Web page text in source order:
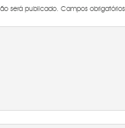
será publicado. Campos